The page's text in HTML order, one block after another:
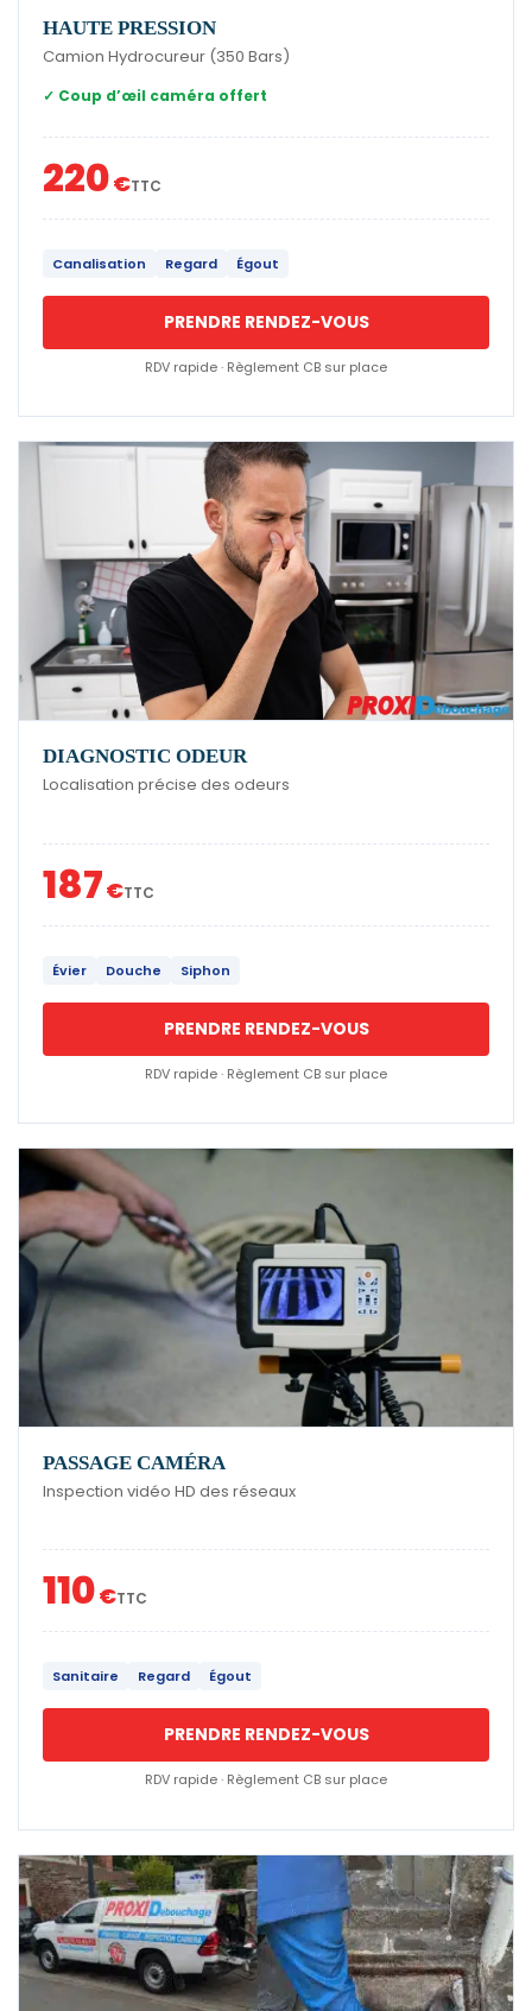
HAUTE PRESSION
Camion Hydrocureur (350 Bars)
✓ Coup d’œil caméra offert
220€TTC
Canalisation Regard Égout
PRENDRE RENDEZ-VOUS
RDV rapide · Règlement CB sur place
DIAGNOSTIC ODEUR
Localisation précise des odeurs
187€TTC
Évier Douche Siphon
PRENDRE RENDEZ-VOUS
RDV rapide · Règlement CB sur place
PASSAGE CAMÉRA
Inspection vidéo HD des réseaux
110€TTC
Sanitaire Regard Égout
PRENDRE RENDEZ-VOUS
RDV rapide · Règlement CB sur place